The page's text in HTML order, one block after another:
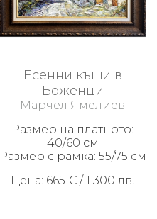
Есенни къщи в
Боженци
Марчел Ямелиев
Размер на платното:
40/60 см
Размер с рамка: 55/75 см
Цена: 665 € / 1 300 лв.